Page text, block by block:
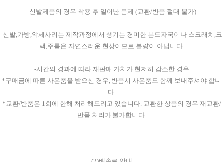
-신발제품의 경우 착용 후 일어난 문제 (교환/반품 절대 불가)
-신발,가방,악세사리는 제작과정에서 생기는 경미한 본드자국이나 스크래치,크
랙,주름은 자연스러운 현상이므로 불량이 아닙니다.
-시간의 경과에 따라 재판매 가치가 현저히 감소한 경우
*구매금에 따른 사은품을 받으신 경우, 반품시 사은품도 함께 보내주셔야 합니
다.
*교환/반품은 1회에 한해 처리해드리고 있습니다. 교환한 상품의 경우 재교환/
반품 처리가 불가합니다.